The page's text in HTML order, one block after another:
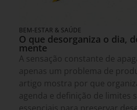
BEM-ESTAR & SAÚDE
O que desorganiza o dia,
mente
A sensação constante de
apenas um problema de
artigo mostra por que
agenda e definição de limites